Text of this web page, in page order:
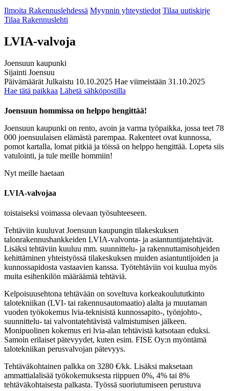
Ilmoita Rakennuslehdessä Myynnin yhteystiedot Tilaa uutiskirje
Tilaa Rakennuslehti
LVIA-valvoja
Joensuun kaupunki
Sijainti Joensuu
Päivämäärät Julkaistu 10.10.2025 Hae viimeistään 31.10.2025
Hae tätä paikkaa Lähetä sähköpostilla
Joensuun hommissa on helppo hengittää!
Joensuun kaupunki on rento, avoin ja varma työpaikka, jossa teet 78
000 joensuulaisen elämästä parempaa. Rakenteet ovat kunnossa,
pomot kartalla, lomat pitkiä ja töissä on helppo hengittää. Lopeta siis
vatulointi, ja tule meille hommiin!
Nyt meille haetaan
LVIA-valvojaa
toistaiseksi voimassa olevaan työsuhteeseen.
Tehtäviin kuuluvat Joensuun kaupungin tilakeskuksen
talonrakennushankkeiden LVIA-valvonta- ja asiantuntijatehtävät.
Lisäksi tehtäviin kuuluu mm. suunnittelu- ja rakennuttamisohjeiden
kehittäminen yhteistyössä tilakeskuksen muiden asiantuntijoiden ja
kunnossapidosta vastaavien kanssa. Työtehtäviin voi kuulua myös
muita esihenkilön määräämiä tehtäviä.
Kelpoisuusehtona tehtävään on soveltuva korkeakoulututkinto
talotekniikan (LVI- tai rakennusautomaatio) alalta ja muutaman
vuoden työkokemus lvia-teknisistä kunnossapito-, työnjohto-,
suunnittelu- tai valvontatehtävistä valmistumisen jälkeen.
Monipuolinen kokemus eri lvia-alan tehtävistä katsotaan eduksi.
Samoin erilaiset pätevyydet, kuten esim. FISE Oy:n myöntämä
talotekniikan perusvalvojan pätevyys.
Tehtäväkohtainen palkka on 3280 €/kk. Lisäksi maksetaan
ammattialalisää työkokemuksesta riippuen 0%, 4% tai 8%
tehtäväkohtaisesta palkasta. Työssä suoriutumiseen perustuva